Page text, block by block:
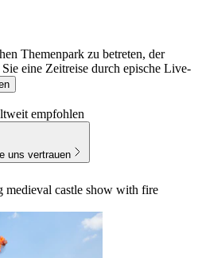
Themenpark zu betreten, der
eine Zeitreise durch epische Live-
empfohlen
uns vertrauen
castle show with fire